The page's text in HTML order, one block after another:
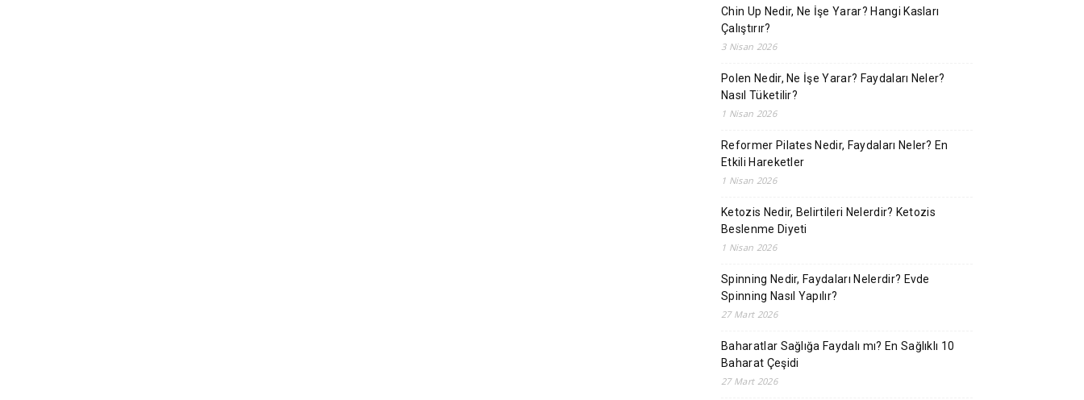
Chin Up Nedir, Ne İşe Yarar? Hangi Kasları
Çalıştırır?
3 Nisan 2026
Polen Nedir, Ne İşe Yarar? Faydaları Neler?
Nasıl Tüketilir?
1 Nisan 2026
Reformer Pilates Nedir, Faydaları Neler? En
Etkili Hareketler
1 Nisan 2026
Ketozis Nedir, Belirtileri Nelerdir? Ketozis
Beslenme Diyeti
1 Nisan 2026
Spinning Nedir, Faydaları Nelerdir? Evde
Spinning Nasıl Yapılır?
27 Mart 2026
Baharatlar Sağlığa Faydalı mı? En Sağlıklı 10
Baharat Çeşidi
27 Mart 2026